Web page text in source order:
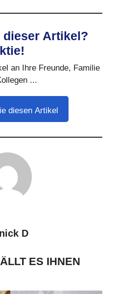
dieser Artikel?
an Ihre Freunde, Familie
...
diesen Artikel
D
ES IHNEN